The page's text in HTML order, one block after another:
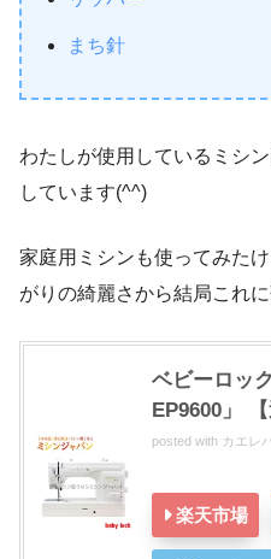
まち針
わたしが使用しているミシ
しています(^^)
家庭用ミシンも使ってみた
がりの綺麗さから結局これに
ベビーロッ
EP9600」
posted with カエレ
楽天市場